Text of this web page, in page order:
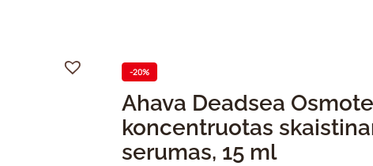
-20%
Ahava Deadsea
koncentruotas
serumas, 15 ml